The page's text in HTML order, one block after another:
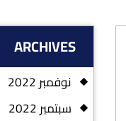
ARCHIVES
نوفمبر 2022
سبتمبر 2022